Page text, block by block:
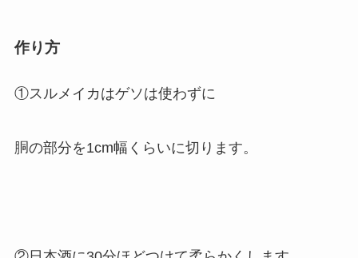
作り方
①スルメイカはゲソは使わずに
胴の部分を1cm幅くらいに切ります。